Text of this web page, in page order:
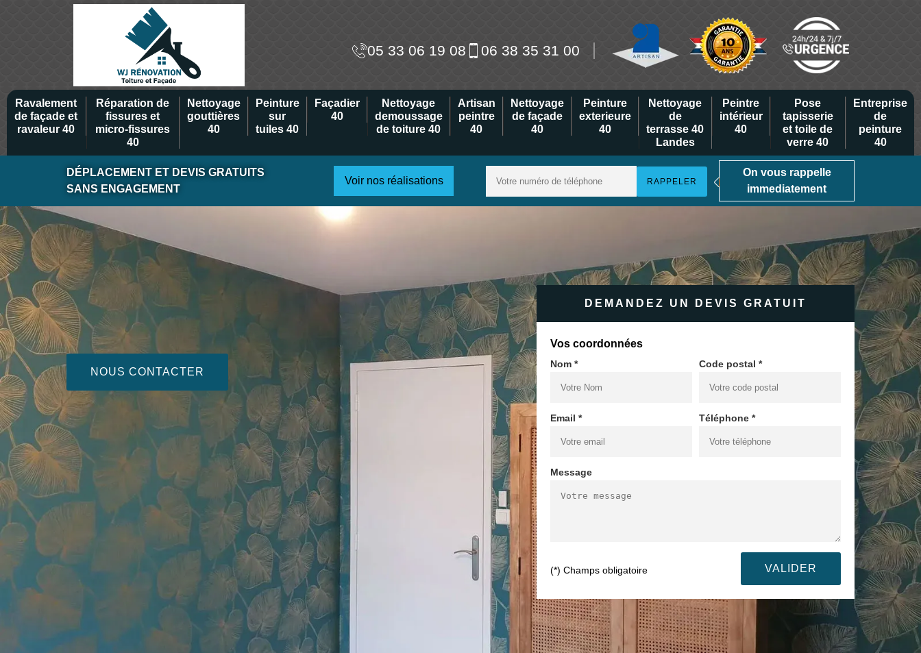
05 33 06 19 08 06 38 35 31 00
Ravalement
de façade et
ravaleur 40
Réparation de
fissures et
micro-fissures
40
Nettoyage
gouttières
40
Peinture
sur
tuiles 40
Façadier
40
Nettoyage
demoussage
de toiture 40
Artisan
peintre
40
Nettoyage
de façade
40
Peinture
exterieure
40
Nettoyage
de
terrasse 40
Landes
Peintre
intérieur
40
Pose
tapisserie
et toile de
verre 40
Entreprise
de
peinture
40
DÉPLACEMENT ET DEVIS GRATUITS
SANS ENGAGEMENT
Voir nos réalisations
On vous rappelle
immediatement
NOUS CONTACTER
DEMANDEZ UN DEVIS GRATUIT
Vos coordonnées
Nom * Code postal *
Email * Téléphone *
Message
(*) Champs obligatoire